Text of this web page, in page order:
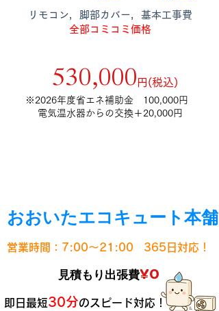
​リモコン，脚部カバー，基本工事費
全部コミコミ価格
​530,000 ​円(税込)
​※2026年度省エネ補助金 100,000円
電気温水器からの交換＋20,000円
おおいたエコキュート本舗
営業時間：7:00～21:00 365日対応！
見積もり出張費¥0
即日最短30分のスピード対応！